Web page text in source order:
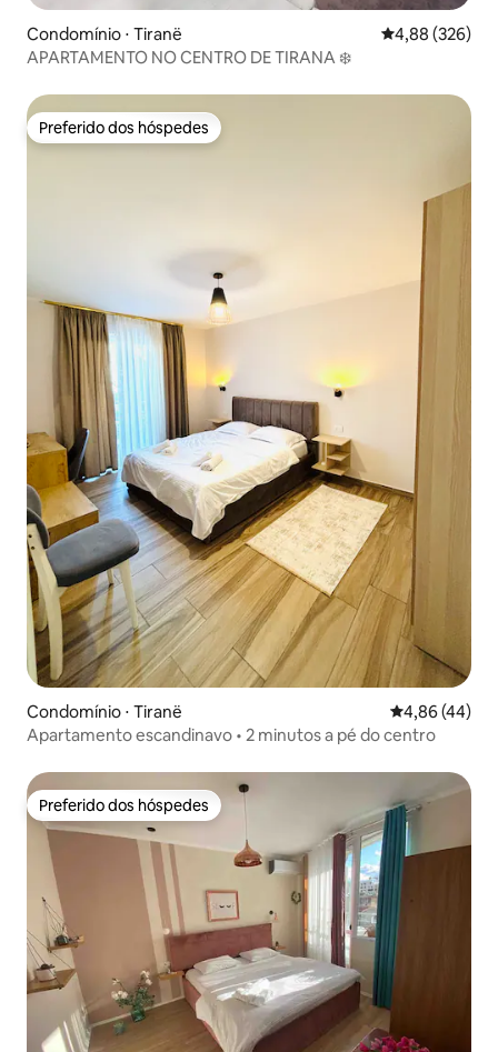
Condomínio ⋅ Tiranë 4,88 de uma
4,88 (326)
APARTAMENTO NO CENTRO DE TIRANA ❄️
Preferido dos hóspedes
Preferido dos hóspedes
Condomínio ⋅ Tiranë 4,86 de uma
4,86 (44)
Apartamento escandinavo • 2 minutos a pé do centro
Preferido dos hóspedes
Preferido dos hóspedes